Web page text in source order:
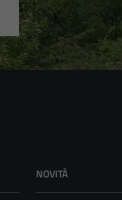
NOVITÀ